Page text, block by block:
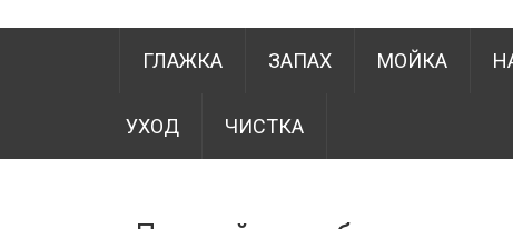
ГЛАЖКА ЗАПАХ МОЙКА
УХОД ЧИСТКА